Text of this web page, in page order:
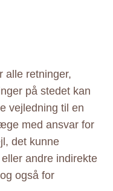
alle retninger,
på stedet kan
vejledning til en
med ansvar for
det kunne
andre indirekte
også for